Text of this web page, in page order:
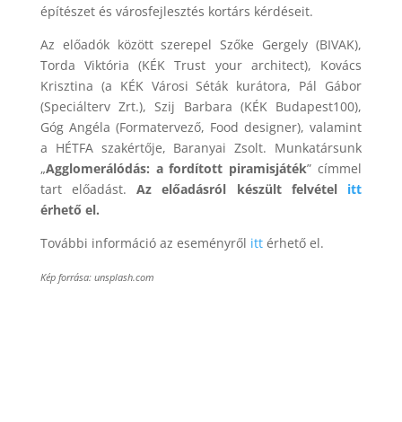
építészet és városfejlesztés kortárs kérdéseit.
Az előadók között szerepel Szőke Gergely (BIVAK),
Torda Viktória (KÉK Trust your architect), Kovács
Krisztina (a KÉK Városi Séták kurátora, Pál Gábor
(Speciálterv Zrt.), Szij Barbara (KÉK Budapest100),
Góg Angéla (Formatervező, Food designer), valamint
a HÉTFA szakértője, Baranyai Zsolt. Munkatársunk
„Agglomerálódás: a fordított piramisjáték” címmel
tart előadást.Az előadásról készült felvétel itt
érhető el.
További információ az eseményről ittérhető el.
Kép forrása: unsplash.com